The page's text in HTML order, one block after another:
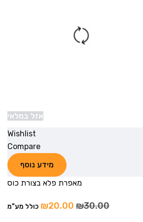
אזל במלאי
Wishlist
Compare
מידע נוסף
מאפרת פלא בצורת כוס
₪30.00
₪20.00 כולל מע"מ